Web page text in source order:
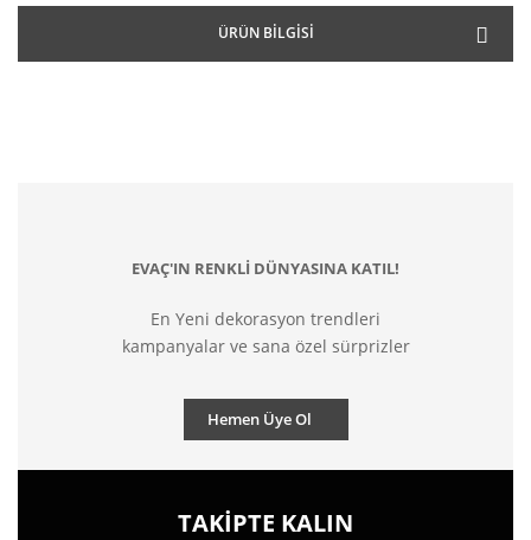
ÜRÜN BILGISI
EVAÇ'IN RENKLİ DÜNYASINA KATIL!
En Yeni dekorasyon trendleri
kampanyalar ve sana özel sürprizler
Hemen Üye Ol
TAKİPTE KALIN